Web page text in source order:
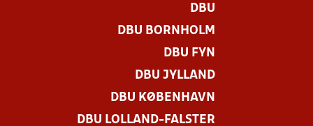
DBU
DBU BORNHOLM
DBU FYN
DBU JYLLAND
DBU KØBENHAVN
DBU LOLLAND-FALSTER